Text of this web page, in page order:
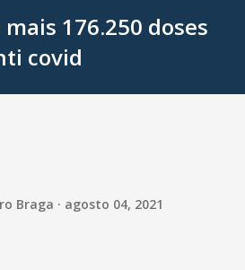
176.250 doses
covid
Braga agosto 04, 2021